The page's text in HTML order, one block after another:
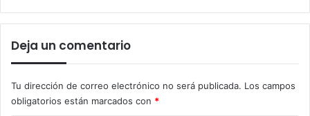
Deja un comentario
Tu dirección de correo electrónico no será publicada. Los campos
obligatorios están marcados con *